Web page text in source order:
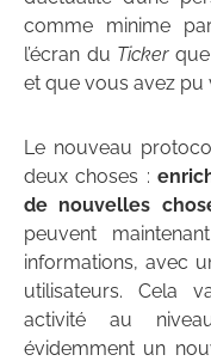
comme minime
l’écran du Tickerque
et que vous avez pu
Le nouveau
deux choses :
de nouvelles
peuvent
informations, avec
utilisateurs. Cela
activité au
évidemment un